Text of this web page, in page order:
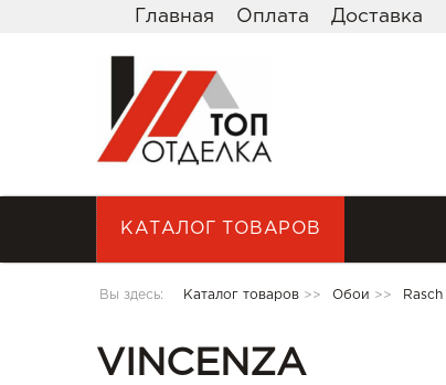
Главная Оплата Доставка
КАТАЛОГ ТОВАРОВ
Вы здесь: Каталог товаров >> Обои >> Rasch
VINCENZA